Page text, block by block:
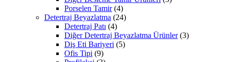
Porselen Tamir (4)
Detertraj Beyazlatma (24)
Detertraj Patı (4)
Diğer Detertraj Beyazlatma Ürünler (3)
Diş Eti Bariyeri (5)
Ofis Tipi (9)